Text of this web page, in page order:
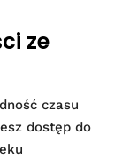
ze
czasu
dostęp do